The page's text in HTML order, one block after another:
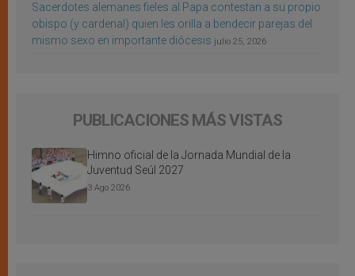
Sacerdotes alemanes fieles al Papa contestan a su propio
obispo (y cardenal) quien les orilla a bendecir parejas del
mismo sexo en importante diócesis julio 25, 2026
PUBLICACIONES MÁS VISTAS
Himno oficial de la Jornada Mundial de la
Juventud Seúl 2027
3 Ago 2026